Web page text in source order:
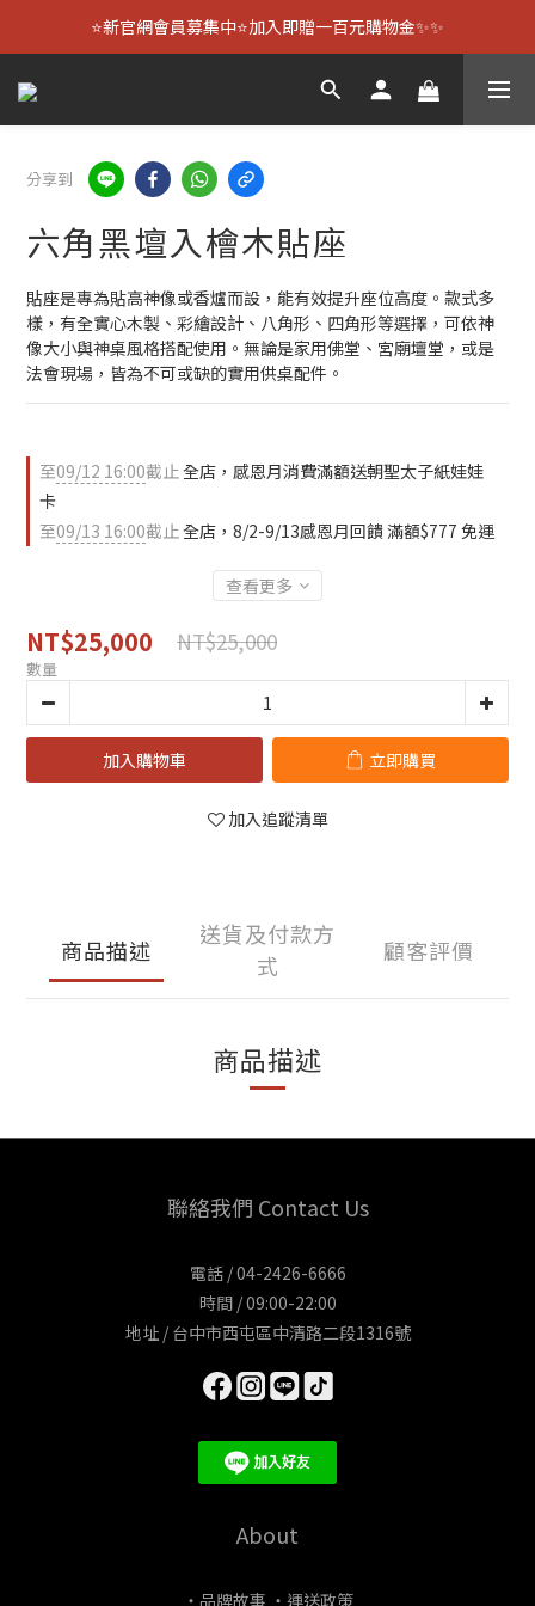
⭐新官網會員募集中⭐加入即贈一百元購物金✨✨
分享到
六角黑壇入檜木貼座
貼座是專為貼高神像或香爐而設，能有效提升座位高度。款式多
樣，有全實心木製、彩繪設計、八角形、四角形等選擇，可依神
像大小與神桌風格搭配使用。無論是家用佛堂、宮廟壇堂，或是
法會現場，皆為不可或缺的實用供桌配件。
至09/12 16:00截止全店，感恩月消費滿額送朝聖太子紙娃娃
卡
至09/13 16:00截止全店，8/2-9/13感恩月回饋 滿額$777 免運
查看更多
NT$25,000 NT$25,000
數量
加入購物車 立即購買
加入追蹤清單
商品描述
送貨及付款方
式
顧客評價
商品描述
聯絡我們 Contact Us
電話 / 04-2426-6666
時間 / 09:00-22:00
地址 / 台中市西屯區中清路二段1316號
About
・品牌故事 ・運送政策